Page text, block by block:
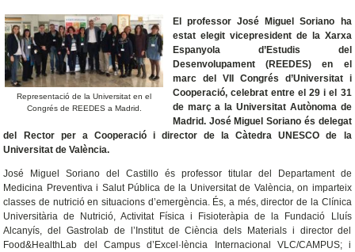
Representació de la Universitat en el
Congrés de REEDES a Madrid.
El professor José Miguel Soriano ha
estat elegit vicepresident de la Xarxa
Espanyola d’Estudis del
Desenvolupament (REEDES) en el
marc del VII Congrés d’Universitat i
Cooperació, celebrat entre el 29 i el 31
de març a la Universitat Autònoma de
Madrid. José Miguel Soriano és delegat
del Rector per a Cooperació i director de la Càtedra UNESCO de la
Universitat de València.
José Miguel Soriano del Castillo és professor titular del Departament de
Medicina Preventiva i Salut Pública de la Universitat de València, on imparteix
classes de nutrició en situacions d’emergència. És, a més, director de la Clínica
Universitària de Nutrició, Activitat Física i Fisioteràpia de la Fundació Lluís
Alcanyís, del Gastrolab de l’Institut de Ciència dels Materials i director del
Food&HealthLab del Campus d’Excel·lència Internacional VLC/CAMPUS; i